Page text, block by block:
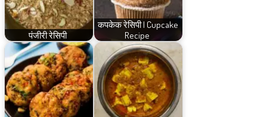
पंजीरी रेसिपी
कपकेक रेसिपी | Cupcake
Recipe